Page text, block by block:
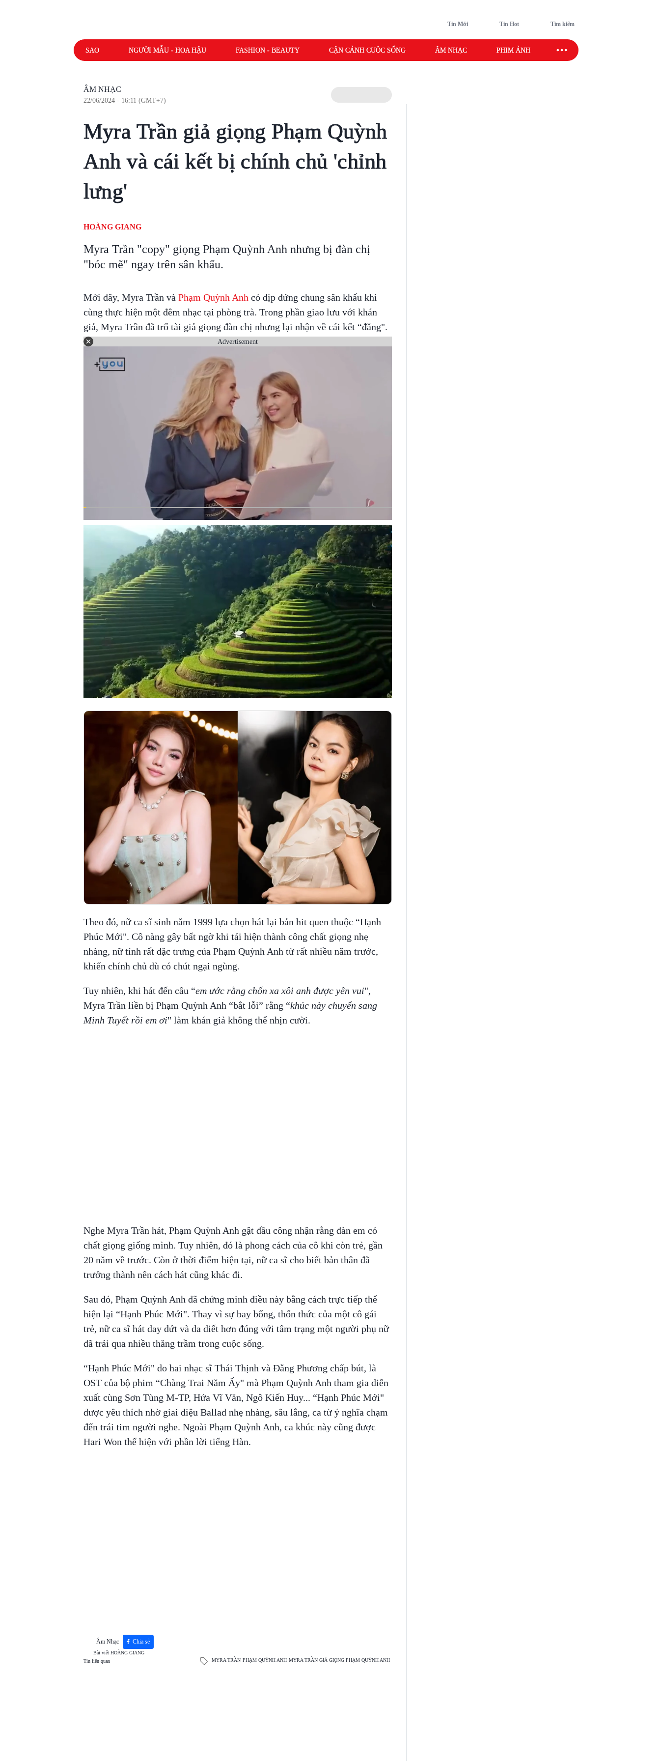
Tin Mới Tin Hot Tìm kiếm
SAO NGƯỜI MẪU - HOA HẬU FASHION - BEAUTY CẬN CẢNH CUỘC SỐNG ÂM NHẠC PHIM ẢNH SAO SPORT
ÂM NHẠC
22/06/2024 - 16:11 (GMT+7)
Myra Trần giả giọng Phạm Quỳnh
Anh và cái kết bị chính chủ 'chỉnh
lưng'
HOÀNG GIANG
Myra Trần "copy" giọng Phạm Quỳnh Anh nhưng bị đàn chị
"bóc mẽ" ngay trên sân khấu.
Mới đây, Myra Trần và Phạm Quỳnh Anh có dịp đứng chung sân khấu khi
cùng thực hiện một đêm nhạc tại phòng trà. Trong phần giao lưu với khán
giả, Myra Trần đã trổ tài giả giọng đàn chị nhưng lại nhận về cái kết “đắng".
Advertisement
Theo đó, nữ ca sĩ sinh năm 1999 lựa chọn hát lại bản hit quen thuộc “Hạnh
Phúc Mới". Cô nàng gây bất ngờ khi tái hiện thành công chất giọng nhẹ
nhàng, nữ tính rất đặc trưng của Phạm Quỳnh Anh từ rất nhiều năm trước,
khiến chính chủ dù có chút ngại ngùng.
Tuy nhiên, khi hát đến câu “em ước rằng chốn xa xôi anh được yên vui",
Myra Trần liền bị Phạm Quỳnh Anh “bắt lỗi” rằng “khúc này chuyển sang
Minh Tuyết rồi em ơi" làm khán giả không thể nhịn cười.
Nghe Myra Trần hát, Phạm Quỳnh Anh gật đầu công nhận rằng đàn em có
chất giọng giống mình. Tuy nhiên, đó là phong cách của cô khi còn trẻ, gần
20 năm về trước. Còn ở thời điểm hiện tại, nữ ca sĩ cho biết bản thân đã
trưởng thành nên cách hát cũng khác đi.
Sau đó, Phạm Quỳnh Anh đã chứng minh điều này bằng cách trực tiếp thể
hiện lại “Hạnh Phúc Mới". Thay vì sự bay bổng, thổn thức của một cô gái
trẻ, nữ ca sĩ hát day dứt và da diết hơn đúng với tâm trạng một người phụ nữ
đã trải qua nhiều thăng trầm trong cuộc sống.
“Hạnh Phúc Mới" do hai nhạc sĩ Thái Thịnh và Đằng Phương chấp bút, là
OST của bộ phim “Chàng Trai Năm Ấy" mà Phạm Quỳnh Anh tham gia diễn
xuất cùng Sơn Tùng M-TP, Hứa Vĩ Văn, Ngô Kiến Huy... “Hạnh Phúc Mới"
được yêu thích nhờ giai điệu Ballad nhẹ nhàng, sâu lắng, ca từ ý nghĩa chạm
đến trái tim người nghe. Ngoài Phạm Quỳnh Anh, ca khúc này cũng được
Hari Won thể hiện với phần lời tiếng Hàn.
Âm Nhạc Chia sẻ
Bài viết HOÀNG GIANG
Tin liên quan
MYRA TRẦN PHẠM QUỲNH ANH MYRA TRẦN GIẢ GIỌNG PHẠM QUỲNH ANH